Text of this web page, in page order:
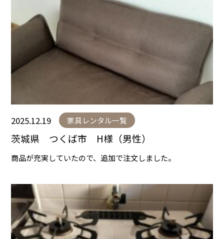
2025.12.19 家具レンタル一覧
茨城県 つくば市 H様（男性）
商品が充実していたので、追加で注文しました。